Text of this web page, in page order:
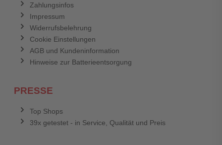
Zahlungsinfos
Impressum
Widerrufsbelehrung
Cookie Einstellungen
AGB und Kundeninformation
Hinweise zur Batterieentsorgung
PRESSE
Top Shops
39x getestet - in Service, Qualität und Preis